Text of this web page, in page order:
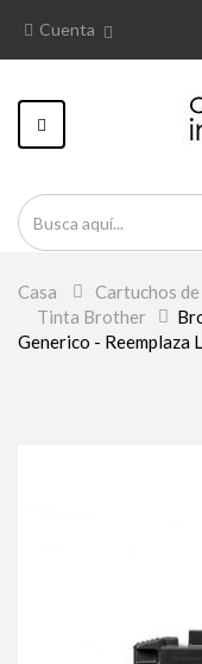
Cuenta
Navegación
Toggle
Casa > Cartuchos
Tinta Brother >
Generico - Reemplaza